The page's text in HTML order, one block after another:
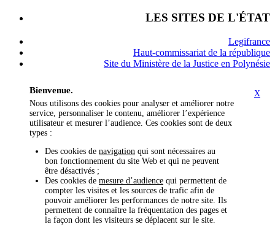
LES SITES DE L'ÉTAT
Legifrance
Haut-commissariat de la république
Site du Ministère de la Justice en Polynésie
X
Bienvenue.
Nous utilisons des cookies pour analyser et améliorer notre
service, personnaliser le contenu, améliorer l’expérience
utilisateur et mesurer l’audience. Ces cookies sont de deux
types :
Des cookies de navigation qui sont nécessaires au
bon fonctionnement du site Web et qui ne peuvent
être désactivés ;
Des cookies de mesure d’audience qui permettent de
compter les visites et les sources de trafic afin de
pouvoir améliorer les performances de notre site. Ils
permettent de connaître la fréquentation des pages et
la façon dont les visiteurs se déplacent sur le site.